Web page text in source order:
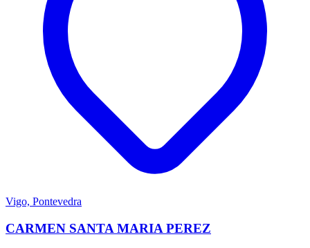
Vigo, Pontevedra
CARMEN SANTA MARIA PEREZ